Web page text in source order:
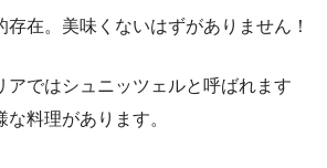
在。美味くないはずがありません！
アではシュニッツェルと呼ばれます
料理があります。